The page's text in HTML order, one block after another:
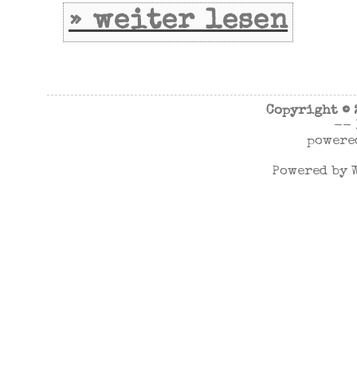
» weiter lesen
Copyright ©
--
Powered by